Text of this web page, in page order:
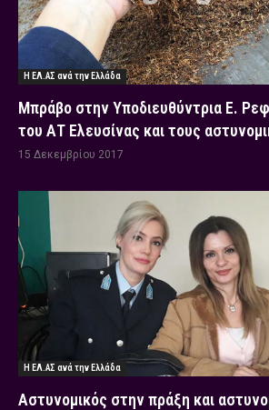
Η ΕΛ.ΑΣ ανά την Ελλάδα
Μπράβο στην Υποδιευθύντρια Ε.
του ΑΤ Ελευσίνας και τους
15 Δεκεμβρίου 2017
Η ΕΛ.ΑΣ ανά την Ελλάδα
Αστυνομικός στην πράξη και